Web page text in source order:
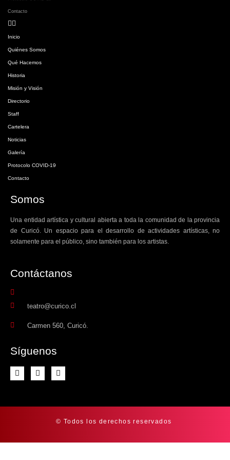
Contacto
Inicio
Quiénes Somos
Qué Hacemos
Historia
Misión y Visión
Directorio
Staff
Cartelera
Noticias
Galería
Protocolo COVID-19
Contacto
Somos
Una entidad artística y cultural abierta a toda la comunidad de la provincia
de Curicó. Un espacio para el desarrollo de actividades artísticas, no
solamente para el público, sino también para los artistas.
Contáctanos​
teatro@curico.cl
Carmen 560, Curicó.
Síguenos
© Todos los derechos reservados